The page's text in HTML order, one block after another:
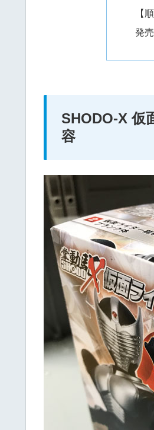
【
発
SHODO-X
容